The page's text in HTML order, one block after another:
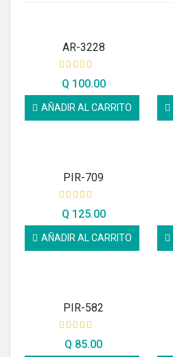
AR-3228
Q 100.00
AÑADIR AL CARRITO
PIR-709
Q 125.00
AÑADIR AL CARRITO
PIR-582
Q 85.00